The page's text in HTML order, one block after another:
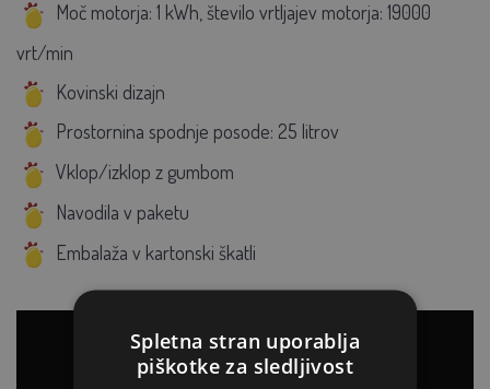
Moč motorja: 1 kWh, število vrtljajev motorja: 19000
vrt/min
Kovinski dizajn
Prostornina spodnje posode: 25 litrov
Vklop/izklop z gumbom
Navodila v paketu
Embalaža v kartonski škatli
Spletna stran uporablja
piškotke za sledljivost